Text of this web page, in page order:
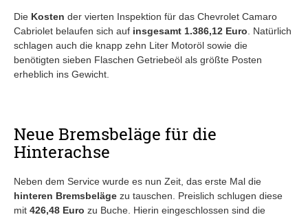
Die Kosten der vierten Inspektion für das Chevrolet Camaro
Cabriolet belaufen sich auf insgesamt 1.386,12 Euro . Natürlich
schlagen auch die knapp zehn Liter Motoröl sowie die
benötigten sieben Flaschen Getriebeöl als größte Posten
erheblich ins Gewicht.
Neue Bremsbeläge für die
Hinterachse
Neben dem Service wurde es nun Zeit, das erste Mal die
hinteren Bremsbeläge zu tauschen. Preislich schlugen diese
mit 426,48 Euro zu Buche. Hierin eingeschlossen sind die